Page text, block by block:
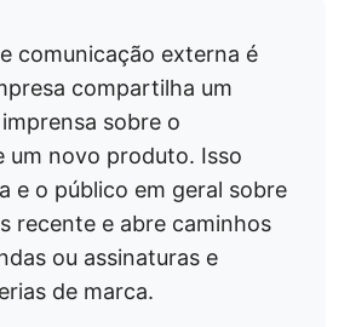
comunicação externa é
compartilha um
sobre o
um novo produto. Isso
e o público em geral sobre
recente e abre caminhos
ou assinaturas e
de marca.